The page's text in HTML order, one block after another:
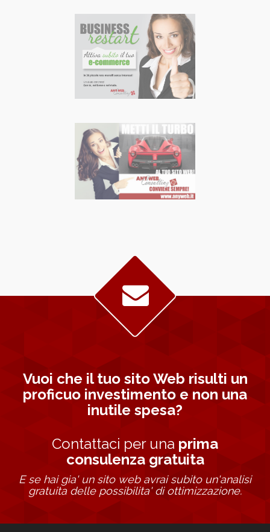
Vuoi che il tuo sito Web risulti un
proficuo investimento e non una
inutile spesa?
Contattaci per una prima
consulenza gratuita
E se hai gia' un sito web avrai subito un'analisi
gratuita delle possibilita' di ottimizzazione.